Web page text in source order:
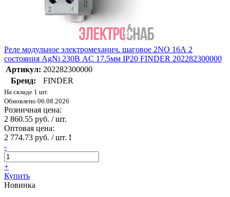
Реле модульное электромеханич. шаговое 2NO 16А 2
состояния AgNi 230В AC 17.5мм IP20 FINDER 202282300000
Артикул: 202282300000
Бренд:
FINDER
На складе 1 шт.
Обновлено 06.08.2026
Розничная цена:
2 860.55 руб. / шт.
Оптовая цена:
2 774.73 руб. / шт. !
-
+
Купить
Новинка